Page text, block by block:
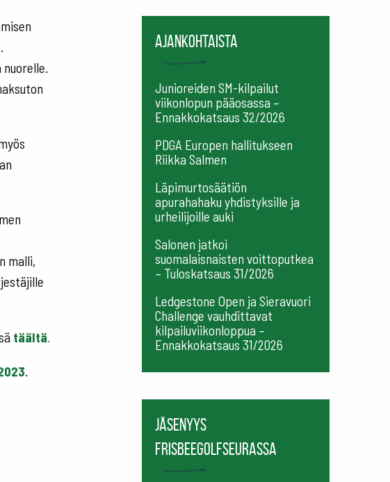
malli,
täältä.
.
Ajankohtaista
Junioreiden SM-kilpailut
viikonlopun pääosassa –
Ennakkokatsaus 32/2026
PDGA Europen hallitukseen
Riikka Salmen
Läpimurtosäätiön
apurahahaku yhdistyksille ja
urheilijoille auki
Salonen jatkoi
suomalaisnaisten voittoputkea
– Tuloskatsaus 31/2026
Ledgestone Open ja Sieravuori
Challenge vauhdittavat
kilpailuviikonloppua –
Ennakkokatsaus 31/2026
Jäsenyys
frisbeegolfseurassa